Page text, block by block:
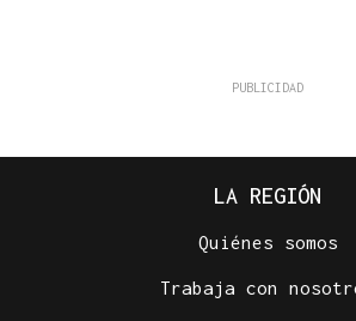
LA REGIÓN
Quiénes somos
Trabaja con